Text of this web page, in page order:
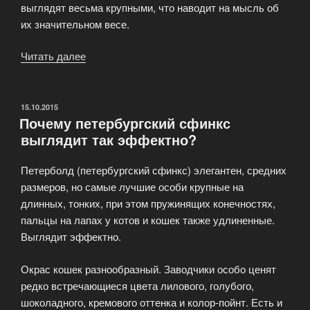
выглядят весьма крупными, что наводит на мысль об
их значительном весе.
Читать далее
ОПУБЛИКОВАНО
15.10.2015
Почему петербургский сфинкс
выглядит так эффектно?
Петерболд (петербургский сфинкс) элегантен, средних
размеров, но самые лучшие особи крупные на
длинных, тонких, при этом пружинящих конечностях,
пальцы на лапах у котов и кошек также удлиненные.
Выглядит эффектно.
Окрас кошек разнообразный. Заводчики особо ценят
редко встречающиеся цвета лилового, голубого,
шоколадного, кремового оттенка и колор-пойнт. Есть и